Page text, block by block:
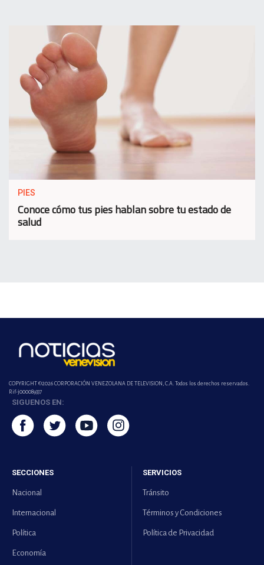
PIES
Conoce cómo tus pies hablan sobre tu estado de
salud
COPYRIGHT ©2026 CORPORACIÓN VENEZOLANA DE TELEVISION, C.A. Todos los derechos reservados.
Rif-j000089337
SIGUENOS EN:
SECCIONES
Nacional
Internacional
Política
Economía
SERVICIOS
Tránsito
Términos y Condiciones
Política de Privacidad